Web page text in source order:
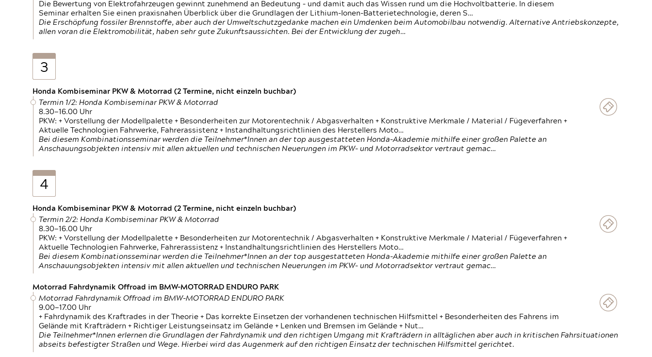
Die Bewertung von Elektrofahrzeugen gewinnt zunehmend an Bedeutung – und damit auch das Wissen rund um die Hochvoltbatterie. In diesem
Seminar erhalten Sie einen praxisnahen Überblick über die Grundlagen der Lithium-Ionen-Batterietechnologie, deren S…
Die Erschöpfung fossiler Brennstoffe, aber auch der Umweltschutzgedanke machen ein Umdenken beim Automobilbau notwendig. Alternative Antriebskonzepte,
allen voran die Elektromobilität, haben sehr gute Zukunftsaussichten. Bei der Entwicklung der zugeh…
3
Honda Kombiseminar PKW & Motorrad (2 Termine, nicht einzeln buchbar)
Termin 1/2: Honda Kombiseminar PKW & Motorrad
8.30—16.00 Uhr
PKW: + Vorstellung der Modellpalette + Besonderheiten zur Motorentechnik / Abgasverhalten + Konstruktive Merkmale / Material / Fügeverfahren +
Aktuelle Technologien Fahrwerke, Fahrerassistenz + Instandhaltungsrichtlinien des Herstellers Moto…
Bei diesem Kombinationsseminar werden die Teilnehmer*Innen an der top ausgestatteten Honda-Akademie mithilfe einer großen Palette an
Anschauungsobjekten intensiv mit allen aktuellen und technischen Neuerungen im PKW- und Motorradsektor vertraut gemac…
4
Honda Kombiseminar PKW & Motorrad (2 Termine, nicht einzeln buchbar)
Termin 2/2: Honda Kombiseminar PKW & Motorrad
8.30—16.00 Uhr
PKW: + Vorstellung der Modellpalette + Besonderheiten zur Motorentechnik / Abgasverhalten + Konstruktive Merkmale / Material / Fügeverfahren +
Aktuelle Technologien Fahrwerke, Fahrerassistenz + Instandhaltungsrichtlinien des Herstellers Moto…
Bei diesem Kombinationsseminar werden die Teilnehmer*Innen an der top ausgestatteten Honda-Akademie mithilfe einer großen Palette an
Anschauungsobjekten intensiv mit allen aktuellen und technischen Neuerungen im PKW- und Motorradsektor vertraut gemac…
Motorrad Fahrdynamik Offroad im BMW-MOTORRAD ENDURO PARK
Motorrad Fahrdynamik Offroad im BMW-MOTORRAD ENDURO PARK
9.00—17.00 Uhr
+ Fahrdynamik des Kraftrades in der Theorie + Das korrekte Einsetzen der vorhandenen technischen Hilfsmittel + Besonderheiten des Fahrens im
Gelände mit Krafträdern + Richtiger Leistungseinsatz im Gelände + Lenken und Bremsen im Gelände + Nut…
Die Teilnehmer*Innen erlernen die Grundlagen der Fahrdynamik und den richtigen Umgang mit Krafträdern in alltäglichen aber auch in kritischen Fahrsituationen
abseits befestigter Straßen und Wege. Hierbei wird das Augenmerk auf den richtigen Einsatz der technischen Hilfsmittel gerichtet.